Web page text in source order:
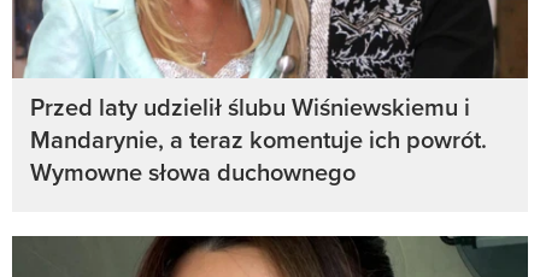
Przed laty udzielił ślubu Wiśniewskiemu i
Mandarynie, a teraz komentuje ich powrót.
Wymowne słowa duchownego